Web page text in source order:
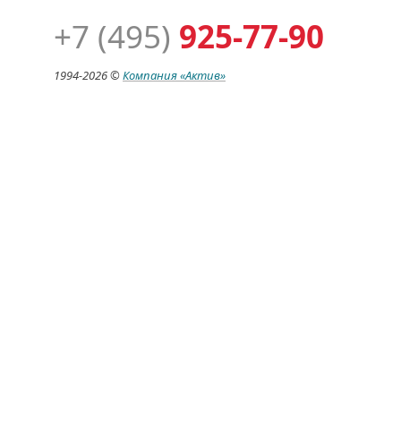
+7 (495) 925-77-90
1994-2026 ©Компания«Актив»